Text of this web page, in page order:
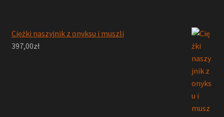
Ciężki naszyjnik z onyksu i muszli
397,00zł